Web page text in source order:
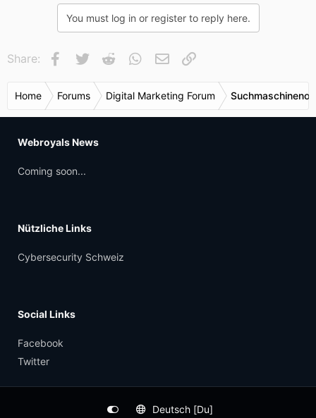
You must log in or register to reply here.
Share: Facebook
Twitter Reddit WhatsApp
E-Mail
Home Forums Digital Marketing Forum
Webroyals News
Coming soon...
Nützliche Links
Cybersecurity Schweiz
Social Links
Facebook
Twitter
Deutsch [Du]